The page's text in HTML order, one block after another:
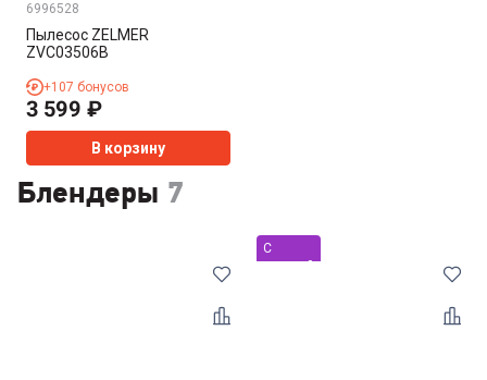
6996528
Пылесос ZELMER
ZVC03506B
+107 бонусов
3 599 ₽
В корзину
Блендеры 7
С
уценкой